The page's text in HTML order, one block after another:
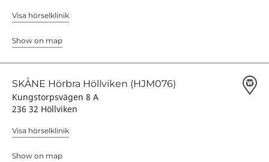
Visa hörselklinik
Show on map
SKÅNE Hörbra Höllviken (HJM076)
Kungstorpsvägen 8 A
236 32 Höllviken
Visa hörselklinik
Show on map